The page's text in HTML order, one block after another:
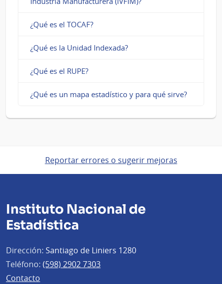
¿Qué es el TOCAF?
¿Qué es la Unidad Indexada?
¿Qué es el RUPE?
¿Qué es un mapa estadístico y para qué sirve?
Reportar errores o sugerir mejoras
Instituto Nacional de
Estadística
Dirección: Santiago de Liniers 1280
Teléfono: (598) 2902 7303
Contacto